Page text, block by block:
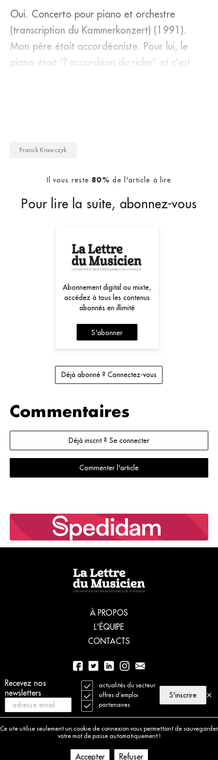
Recevez nos
newsletters
actualités du secteur
offres d’emploi
partenaires
S'inscrire
Ce site utilise seulement un cookie de connexion vous permettant de sauvegarder
votre mot de passe automatiquement !
Accepter Refuser
Oui. Concerto pour piano et orchestre
(transcription du Kammerkonzert) (1991).
Mon père était accordéoniste. Pour lui, le
piano était “l’accordéon du riche” et c’est
Franck Krawczyk
Il vous reste 80% de l'article à lire
Pour lire la suite, abonnez-vous
Abonnement digital ou mixte,
accédez à tous les contenus
abonnés en illimité
S'abonner
Déjà abonné ? Connectez-vous
Commentaires
Déjà inscrit ? Se connecter
Commenter l'article
À PROPOS
L'ÉQUIPE
CONTACTS
01 56 77 04 00
© 2021 La Lettre du Musicien. Tous droits réservés
Charte déontologique